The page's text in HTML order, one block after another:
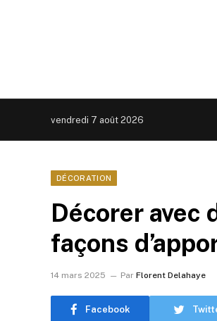
vendredi 7 août 2026
DÉCORATION
Décorer avec
façons
14 mars 2025 Par Florent Delahaye
Facebook